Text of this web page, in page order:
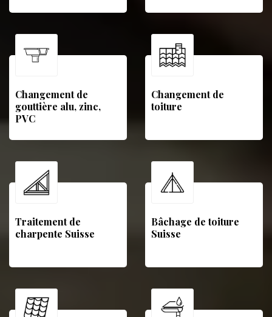
Changement de
gouttière alu, zinc,
PVC
Changement de
toiture
Traitement de
charpente Suisse
Bâchage de toiture
Suisse